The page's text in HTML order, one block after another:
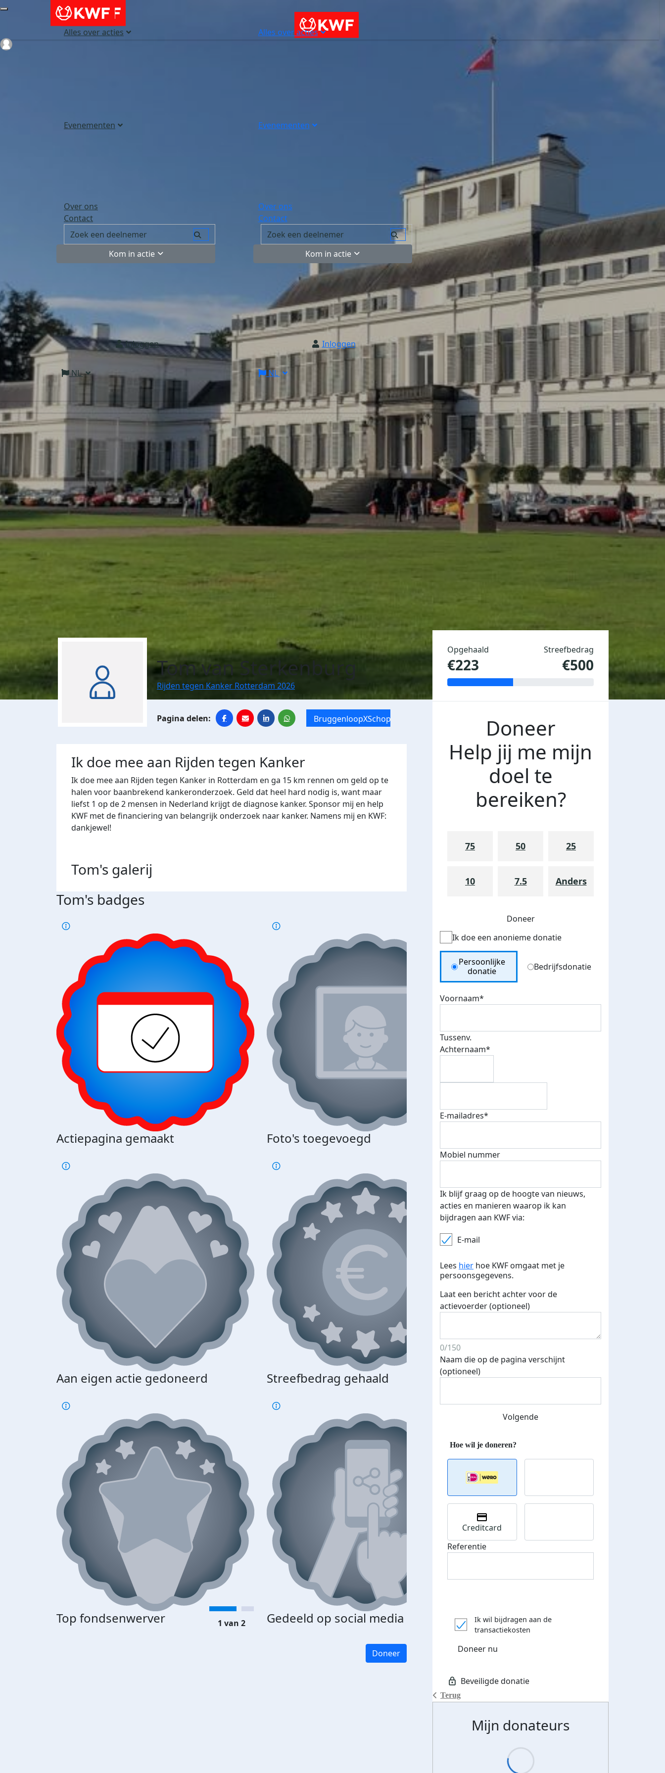
Alles over acties
Evenementen
Over ons
Contact
Kom in actie
Inloggen
NL
Alles over acties
Evenementen
Over ons
Contact
Kom in actie
Inloggen
NL
Tom van Sterkenburg
Rijden tegen Kanker Rotterdam 2026
BruggenloopXSchoppen
Ik doe mee aan Rijden tegen Kanker
Ik doe mee aan Rijden tegen Kanker in Rotterdam en ga 15 km rennen om geld op te
halen voor baanbrekend kankeronderzoek. Geld dat heel hard nodig is, want maar
liefst 1 op de 2 mensen in Nederland krijgt de diagnose kanker. Sponsor mij en help
KWF met de financiering van belangrijk onderzoek naar kanker. Namens mij en KWF:
dankjewel!
Tom's galerij
Tom's badges
Actiepagina gemaakt Foto's toegevoegd
Aan eigen actie gedoneerd Streefbedrag gehaald Streefbedrag verhoogd
Top fondsenwerver Gedeeld op social media Donateurs bedankt
1 van 2
Doneer
Opgehaald
€223
Streefbedrag
€500
Doneer
Help jij me mijn
doel te
bereiken?
75 50 25
10 7.5 Anders
Doneer
Ik doe een anonieme donatie
Donation Type
Persoonlijke
donatie
Bedrijfsdonatie
Voornaam*
Tussenv.
Achternaam*
E-mailadres*
Mobiel nummer
Ik blijf graag op de hoogte van nieuws,
acties en manieren waarop ik kan
bijdragen aan KWF via:
E-mail
Lees hier hoe KWF omgaat met je
persoonsgegevens.
Laat een bericht achter voor de
actievoerder (optioneel)
0/150
Naam die op de pagina verschijnt
(optioneel)
Volgende
Terug
Creditcard
Referentie
Ik wil bijdragen aan de
transactiekosten
Doneer nu
Mijn donateurs